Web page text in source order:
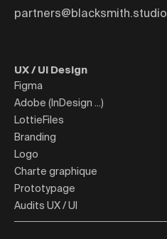
partners@blacksmith.studio
UX / UI Design
Figma
Adobe (InDesign ...)
LottieFiles
Branding
Logo
Charte graphique
Prototypage
Audits UX / UI